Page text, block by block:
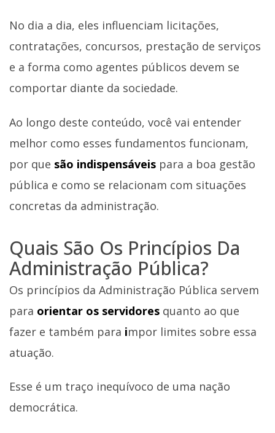
No dia a dia, eles influenciam licitações,
contratações, concursos, prestação de serviços
e a forma como agentes públicos devem se
comportar diante da sociedade.
Ao longo deste conteúdo, você vai entender
melhor como esses fundamentos funcionam,
por que são indispensáveis para a boa gestão
pública e como se relacionam com situações
concretas da administração.
Quais São Os Princípios Da
Administração Pública?
Os princípios da Administração Pública servem
para orientar os servidores quanto ao que
fazer e também para impor limites sobre essa
atuação.
Esse é um traço inequívoco de uma nação
democrática.